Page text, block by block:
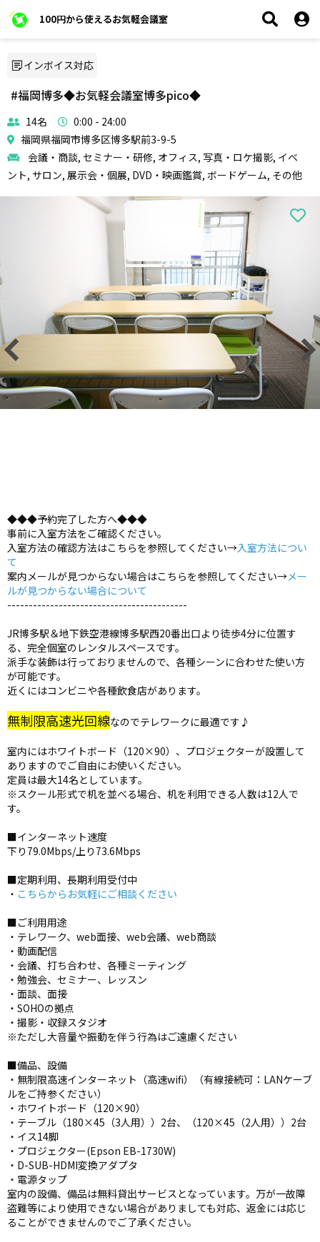
100円から使えるお気軽会議室
インボイス対応
#福岡博多◆お気軽会議室博多pico◆
14名
0:00 - 24:00
福岡県福岡市博多区博多駅前3-9-5
会議・商談, セミナー・研修, オフィス, 写真・ロケ撮影, イベ
ント, サロン, 展示会・個展, DVD・映画鑑賞, ボードゲーム, その他
◆◆◆予約完了した方へ◆◆◆
事前に入室方法をご確認ください。
入室方法の確認方法はこちらを参照してください→入室方法につい
て
案内メールが見つからない場合はこちらを参照してください→メー
ルが見つからない場合について
------------------------------------------
JR博多駅＆地下鉄空港線博多駅西20番出口より徒歩4分に位置す
る、完全個室のレンタルスペースです。
派手な装飾は行っておりませんので、各種シーンに合わせた使い方
が可能です。
近くにはコンビニや各種飲食店があります。
無制限高速光回線なのでテレワークに最適です♪
室内にはホワイトボード（120×90）、プロジェクターが設置して
ありますのでご自由にお使いください。
定員は最大14名としています。
※スクール形式で机を並べる場合、机を利用できる人数は12人で
す。
■インターネット速度
下り79.0Mbps/上り73.6Mbps
■定期利用、長期利用受付中
・ こちらからお気軽にご相談ください
■ご利用用途
・テレワーク、web面接、web会議、web商談
・動画配信
・会議、打ち合わせ、各種ミーティング
・勉強会、セミナー、レッスン
・面談、面接
・SOHOの拠点
・撮影・収録スタジオ
※ただし大音量や振動を伴う行為はご遠慮ください
■備品、設備
・無制限高速インターネット（高速wifi）（有線接続可：LANケーブ
ルをご持参ください）
・ホワイトボード（120×90）
・テーブル（180×45（3人用））2台、（120×45（2人用））2台
・イス14脚
・プロジェクター(Epson EB-1730W)
・D-SUB-HDMI変換アダプタ
・電源タップ
室内の設備、備品は無料貸出サービスとなっています。万が一故障
盗難等により使用できない場合がありましても対応、返金には応じ
ることができませんのでご了承ください。